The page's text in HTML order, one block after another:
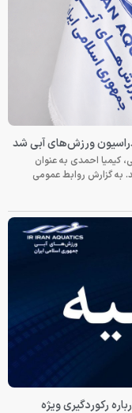
ورزش‌های آبی شد
احمدی به عنوان
گزارش روابط عمومی
رکوردگیری ویژه